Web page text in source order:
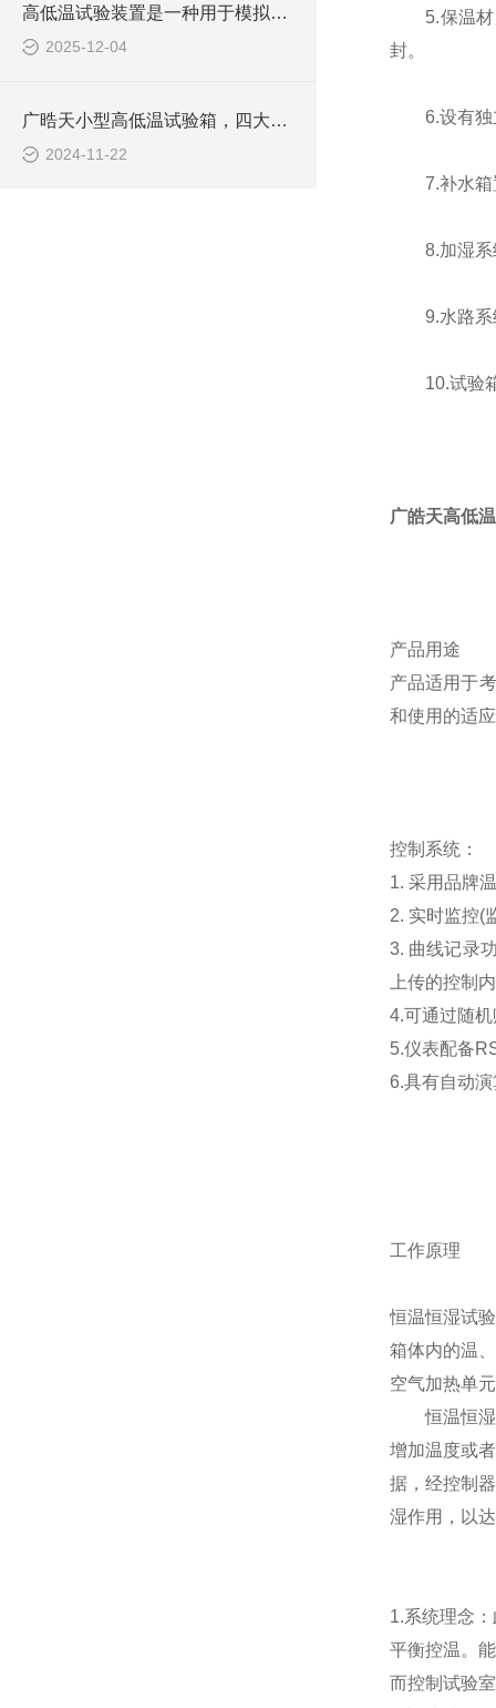
高低温试验装置是一种用于模拟特殊温度环境的设备
2025-12-04
广晧天小型高低温试验箱，四大优势汇聚，领航温控测试星途
2024-11-22
5.保温材质
封。
6.设有独立
7.补水箱置
8.加湿系统
9.水路系统
10.试验箱
广皓天高低
产品用途
产品适用于
和使用的适
控制系统：
1. 采用品牌
2. 实时监控(
3. 曲线记录
上传的控制
4.可通过随
5.仪表配备
6.具有自动
工作原理
恒温恒湿试
箱体内的温
空气加热单
恒温恒湿箱
增加温度或
据，经控制
湿作用，以
1.系统理念
平衡控温。
而控制试验